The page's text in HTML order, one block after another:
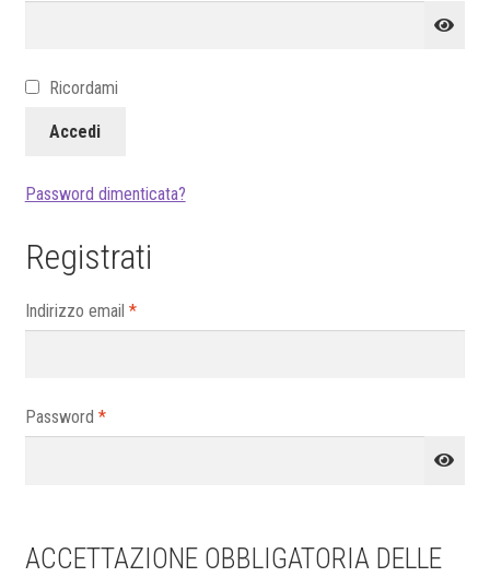
Ricordami
Accedi
Password dimenticata?
Registrati
Indirizzo email *Richiesto
Password *Richiesto
ACCETTAZIONE OBBLIGATORIA DELLE